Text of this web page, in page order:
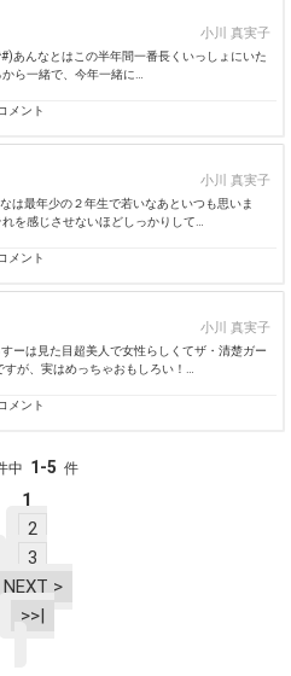
小川 真実子
あんなとはこの半年間一番長くいっしょにいた
ら一緒で、今年一緒に…
メント
小川 真実子
は最年少の２年生で若いなあといつも思いま
を感じさせないほどしっかりして…
メント
小川 真実子
ーは見た目超美人で女性らしくてザ・清楚ガー
が、実はめっちゃおもしろい！…
メント
中 1-5 件
1
2
3
NEXT >
>>|